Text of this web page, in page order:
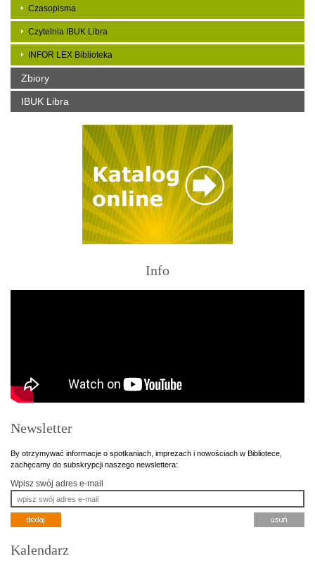
Czasopisma
Czytelnia IBUK Libra
INFOR LEX Biblioteka
Zbiory
IBUK Libra
Info
Newsletter
By otrzymywać informacje o spotkaniach, imprezach i nowościach w Bibliotece,
zachęcamy do subskrypcji naszego newslettera:
Wpisz swój adres e-mail
Kalendarz